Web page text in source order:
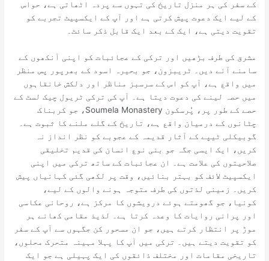
کے سفر کی ہر منزل تاریخ کی تہوں سے پردہ اٹھاتی ہے، حواس
کے لیے ایک دعوت پیش کرتی ہے اور آپ کے ایکسپیٹ تجربے کو
تقویت دیتی ہے، ایک کے بعد ایک قابل ذکر سائٹ۔
مشرق کی طرف بڑھیں اور ترکی کے عجائبات کو اپنی آنکھوں کے
سامنے آنے دیں۔ ٹریبزون، جو بحیرہ اسود کے بھرپور پس منظر
میں واقع ہے، آپ کو اس کے سرسبز مناظر اور دلکش خانقاہوں
میں حصہ لینے کی دعوت دیتا ہے۔ آپ کی ترکی ٹریول چیک لسٹ کے
حصے کے طور پر، پُرسکون Soumela Monastery، جو کربناک
چٹانوں کے درمیان واقع ہے، تاریخ کے گلے ملنے کا ثبوت ہے۔
گوبیکلی ٹیپے کے آثار قدیمہ کے عجوبے کو نظر انداز نہ
کریں، ایک ایسی جگہ جو بنی نوع انسان کی قدیم تخلیقی
صلاحیتوں کی علامت ہے۔ ان عجائبات کے ساتھ ترکی میں اپنی
ایکسپیٹ لائف کو بہتر بنائیں، وقت پر لکھی گئی کہانیاں پیش
کریں۔ زمینی لذتوں کی طرف متوجہ ہونے والوں کے لیے،
کونیا، جو گھومتے ہوئے درویشوں کا مرکز ہے، روحانی عکاسی
اور پرانی روایات کا وعدہ کرتا ہے۔ لذیذ مقامی کھانے ہر
موڑ پر انتظار کرتے ہیں، جو ان مسحور کن جگہوں سے آپ کے سفر
کو تقویت دیتے ہیں۔ ترکی میں آپ کا پہلا مہینہ متحرک محلوں،
تاریخی مقامات اور مختلف ذائقوں کی ایک پہیلی ہے جو ایک